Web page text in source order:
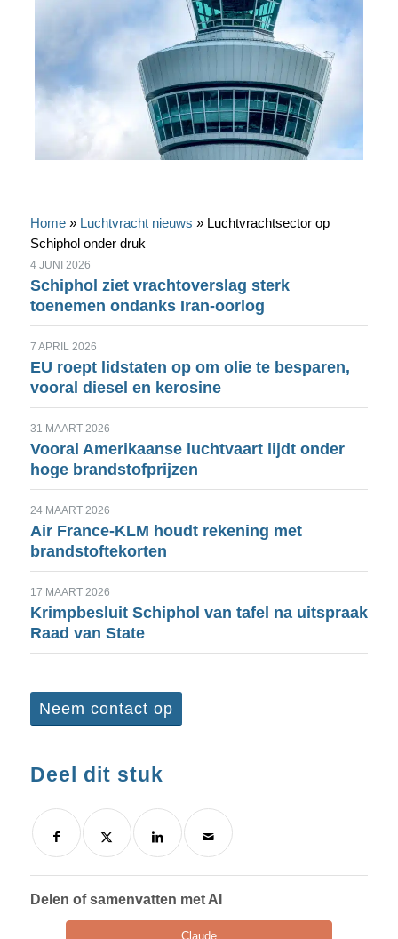
Home» Luchtvracht nieuws » Luchtvrachtsector op
Schiphol onder druk
4 JUNI 2026
Schiphol ziet vrachtoverslag sterk
toenemen ondanks Iran-oorlog
7 APRIL 2026
EU roept lidstaten op om olie te besparen,
vooral diesel en kerosine
31 MAART 2026
Vooral Amerikaanse luchtvaart lijdt onder
hoge brandstofprijzen
24 MAART 2026
Air France-KLM houdt rekening met
brandstoftekorten
17 MAART 2026
Krimpbesluit Schiphol van tafel na uitspraak
Raad van State
Neem contact op
Deel dit stuk
Delen of samenvatten met AI
Claude